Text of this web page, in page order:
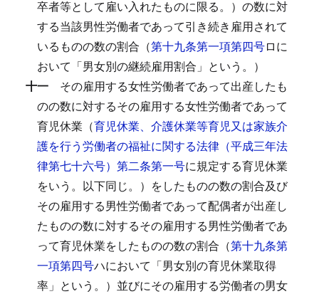
卒者等として雇い入れたものに限る。）の数に対
する当該男性労働者であって引き続き雇用されて
いるものの数の割合（第十九条第一項第四号ロに
おいて「男女別の継続雇用割合」という。）
十一 その雇用する女性労働者であって出産したも
のの数に対するその雇用する女性労働者であって
育児休業（育児休業、介護休業等育児又は家族介
護を行う労働者の福祉に関する法律（平成三年法
律第七十六号）第二条第一号に規定する育児休業
をいう。以下同じ。）をしたものの数の割合及び
その雇用する男性労働者であって配偶者が出産し
たものの数に対するその雇用する男性労働者であ
って育児休業をしたものの数の割合（第十九条第
一項第四号ハにおいて「男女別の育児休業取得
率」という。）並びにその雇用する労働者の男女